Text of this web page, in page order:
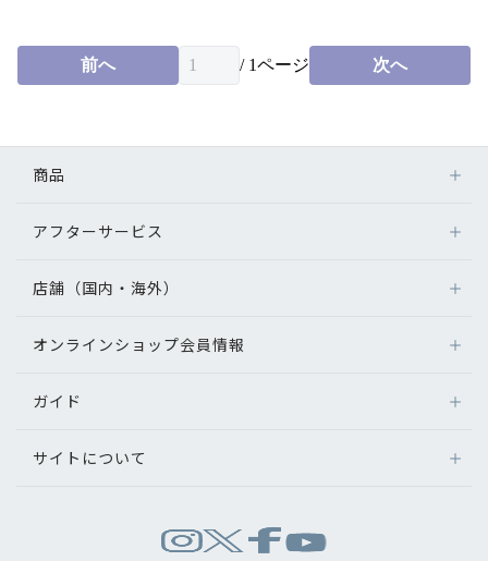
前へ / 1ページ 次へ
商品
メガネ
サングラス
補聴器
グッズ・小物
アフターサービス
アフターサービス
メガネの不具合、修理について
補聴器に関するアフターサービス
店舗（国内・海外）
店舗検索
オンラインショップ会員情報
ログイン
ガイド
オンラインショップご利用ガイド
サイトについて